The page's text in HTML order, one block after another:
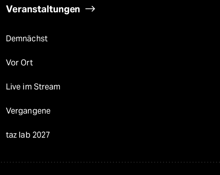
Veranstaltungen
Demnächst
Vor Ort
Live im Stream
Vergangene
taz lab 2027